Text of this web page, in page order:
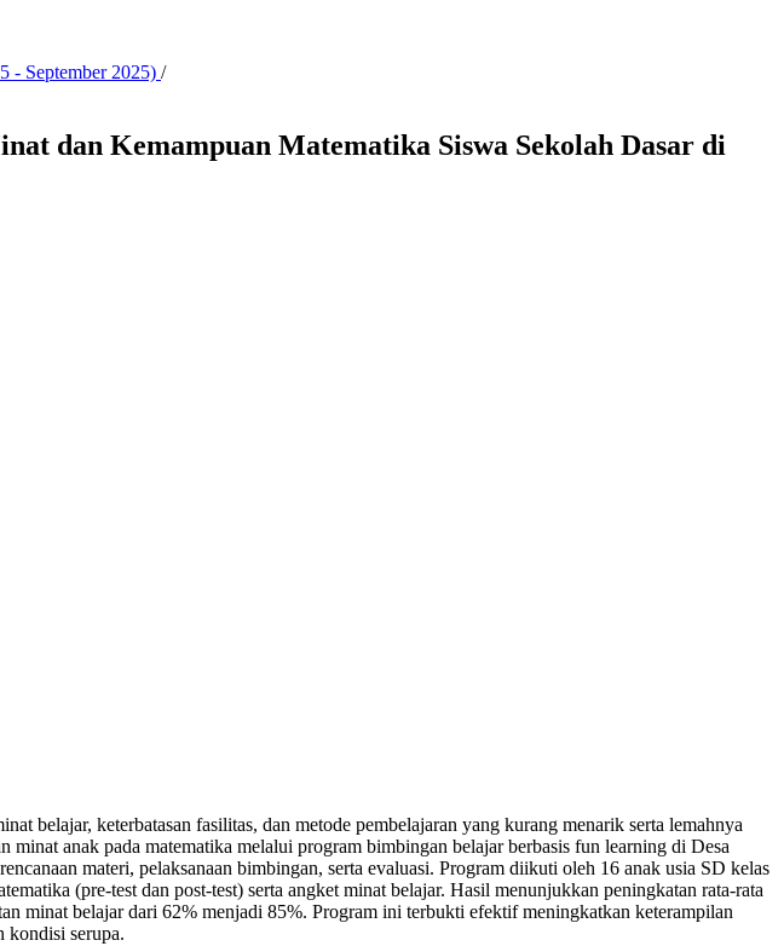
- September 2025) /
dan Kemampuan Matematika Siswa Sekolah Dasar di
belajar, keterbatasan fasilitas, dan metode pembelajaran yang kurang menarik serta lemahnya
anak pada matematika melalui program bimbingan belajar berbasis fun learning di Desa
materi, pelaksanaan bimbingan, serta evaluasi. Program diikuti oleh 16 anak usia SD kelas
(pre-test dan post-test) serta angket minat belajar. Hasil menunjukkan peningkatan rata-rata
minat belajar dari 62% menjadi 85%. Program ini terbukti efektif meningkatkan keterampilan
kondisi serupa.